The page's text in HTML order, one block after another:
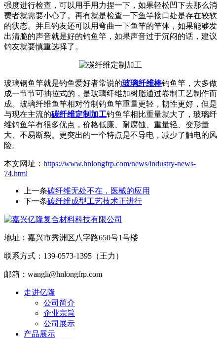
强度进行检查，可以用手用力捏一下，如果轻松凹下去那么消
费者就需要小心了。再有就是检查一下鱼竿接口处是存在较软
的状态。并且钓友还可以用弯曲一下鱼竿的竿体，如果能够发
出清脆的声音就是好的钓鱼竿，如果声音过于沉闷的话，建议
钓友就要慎重选择了。
玻璃钢鱼竿就是钓鱼爱好者常说的玻璃纤维棒钓鱼竿，大多做
成一节节可抽拉式的，是玻璃纤维加树脂通过卷制工艺制作而
成。玻璃纤维鱼竿相对竹制钓鱼竿重量更轻，韧性更好，但是
与现在主流的碳纤维定制加工钓鱼竿相比重量就大了，玻璃纤
维钓鱼竿有很多优点，价格低廉、耐腐蚀、重量轻、变形量
大、不易断裂。更突出的一个特点是不导电，减少了触电的风
险。
本文网址： https://www.hnlongfrp.com/news/industry-news-
74.html
上一条碳纤维无处不在，医械的应用
下一条碳纤维成型工艺技术正进行
地址：嘉兴市秀洲区八字路650号1号楼
联系方式：139-0573-1395（王力）
邮箱：wangli@hnlongfrp.com
走进亿隆
公司简介
企业宗旨
公司展示
产品展示